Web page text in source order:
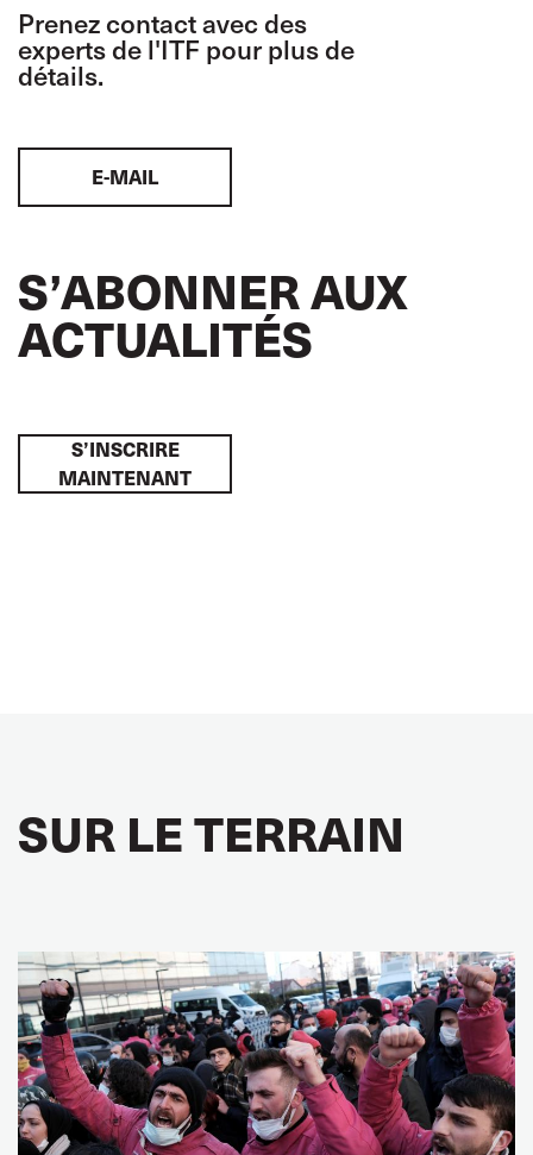
Prenez contact avec des
experts de l'ITF pour plus de
détails.
E-MAIL
S’ABONNER AUX
ACTUALITÉS
S’INSCRIRE
MAINTENANT
SUR LE TERRAIN